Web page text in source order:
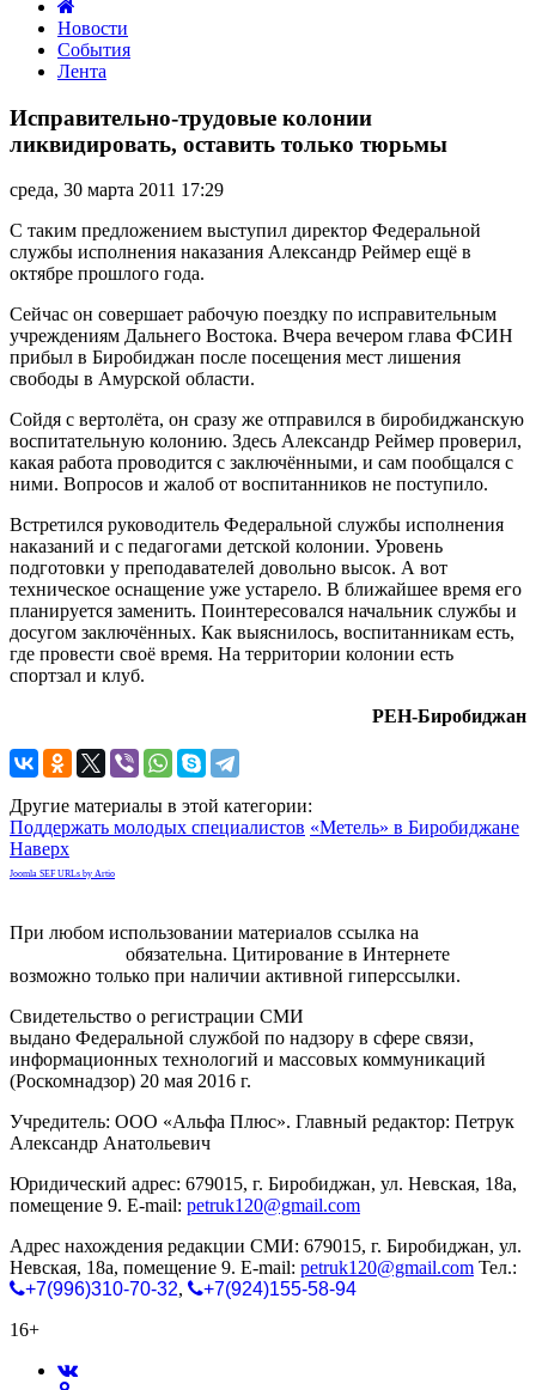
Новости
События
Лента
трудовые
колонии
ликвидировать,
только
Исправительно-трудовые колонии
ликвидировать, оставить только тюрьмы
среда, 30 марта 2011 17:29
С таким предложением выступил директор Федеральной
службы исполнения наказания Александр Реймер ещё в
октябре прошлого года.
Сейчас он совершает рабочую поездку по исправительным
учреждениям Дальнего Востока. Вчера вечером глава ФСИН
прибыл в Биробиджан после посещения мест лишения
свободы в Амурской области.
Сойдя с вертолёта, он сразу же отправился в биробиджанскую
воспитательную колонию. Здесь Александр Реймер проверил,
какая работа проводится с заключёнными, и сам пообщался с
ними. Вопросов и жалоб от воспитанников не поступило.
Встретился руководитель Федеральной службы исполнения
наказаний и с педагогами детской колонии. Уровень
подготовки у преподавателей довольно высок. А вот
техническое оснащение уже устарело. В ближайшее время его
планируется заменить. Поинтересовался начальник службы и
досугом заключённых. Как выяснилось, воспитанникам есть,
где провести своё время. На территории колонии есть
спортзал и клуб.
РЕН-Биробиджан
Другие материалы в этой категории:
Поддержать молодых специалистов «Метель» в Биробиджане
Наверх
Joomla SEF URLs by Artio
При любом использовании материалов ссылка на
обязательна. Цитирование в Интернете
возможно только при наличии активной гиперссылки.
Свидетельство о регистрации СМИ
выдано Федеральной службой по надзору в сфере связи,
информационных технологий и массовых коммуникаций
(Роскомнадзор) 20 мая 2016 г.
Учредитель: ООО «Альфа Плюс». Главный редактор: Петрук
Александр Анатольевич
Юридический адрес: 679015, г. Биробиджан, ул. Невская, 18а,
помещение 9. E-mail: petruk120@gmail.com
Адрес нахождения редакции СМИ: 679015, г. Биробиджан, ул.
Невская, 18а, помещение 9. E-mail: petruk120@gmail.com Тел.:
+7(996)310-70-32,
+7(924)155-58-94
16+